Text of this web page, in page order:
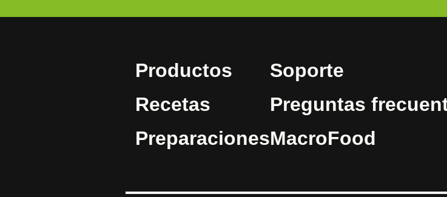
Productos
Recetas
Preparaciones
Soporte
Preguntas
MacroFood